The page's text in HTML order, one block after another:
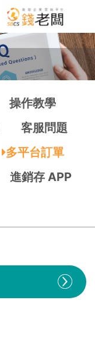
操作教學
客服問題
多平台訂單
進銷存 APP